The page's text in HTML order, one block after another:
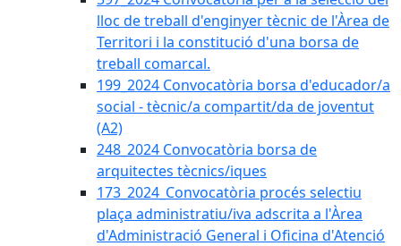
lloc de treball d'enginyer tècnic de l'Àrea de
Territori i la constitució d'una borsa de
treball comarcal.
199_2024 Convocatòria borsa d'educador/a
social - tècnic/a compartit/da de joventut
(A2)
248_2024 Convocatòria borsa de
arquitectes tècnics/iques
173_2024_Convocatòria procés selectiu
plaça administratiu/iva adscrita a l'Àrea
d'Administració General i Oficina d'Atenció